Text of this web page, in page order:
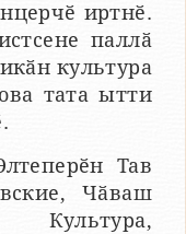
иртнӗ.
паллӑ
культура
тата ытти
Тав
Чӑваш